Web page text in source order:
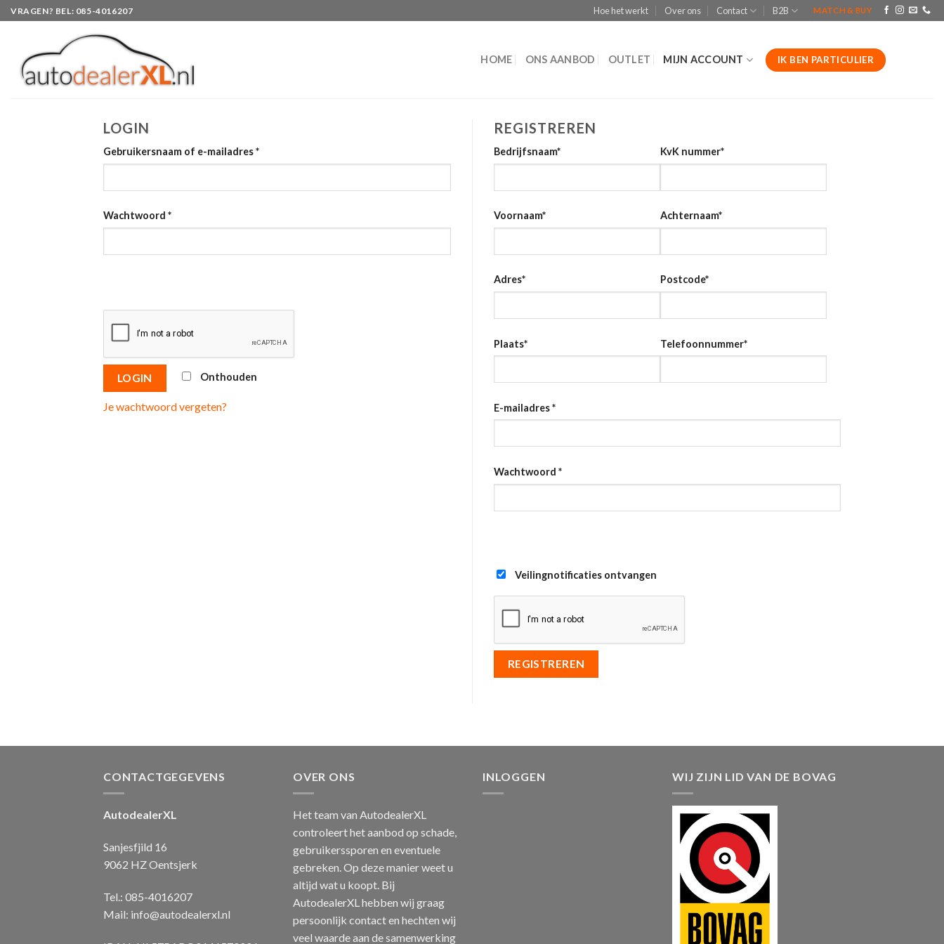
Skip
to
VRAGEN? BEL: 085-4016207 Hoe het werkt Over ons Contact B2B MATCH & BUY
HOME ONS AANBOD OUTLET MIJN ACCOUNT IK BEN PARTICULIER
LOGIN
Gebruikersnaam of e-mailadres*
Wachtwoord *
LOGIN Onthouden
Je wachtwoord vergeten?
REGISTREREN
Bedrijfsnaam* KvK nummer*
Voornaam* Achternaam*
Adres* Postcode*
Plaats* Telefoonnummer*
E-mailadres*
Wachtwoord *
Veilingnotificaties ontvangen
REGISTREREN
CONTACTGEGEVENS
AutodealerXL
Sanjesfjild 16
9062 HZ Oentsjerk
Tel.: 085-4016207
Mail: info@autodealerxl.nl
OVER ONS
Het team van AutodealerXL
controleert het aanbod op schade,
gebruikerssporen en eventuele
gebreken. Op deze manier weet u
altijd wat u koopt. Bij
AutodealerXL hebben wij graag
persoonlijk contact en hechten wij
veel waarde aan de samenwerking
INLOGGEN WIJ ZIJN LID VAN DE BOVAG